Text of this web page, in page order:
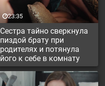
Сестра тайно сверкнула
пиздой брату при
родителях и потянула
його к себе в комнату
23:35